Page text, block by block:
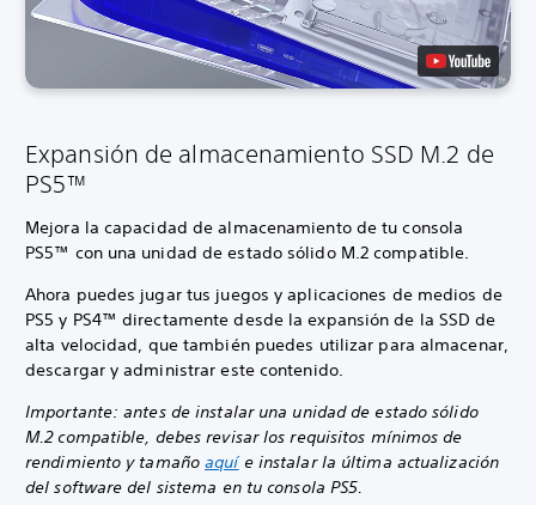
Expansión de almacenamiento SSD M.2 de
PS5™
Mejora la capacidad de almacenamiento de tu consola
PS5™ con una unidad de estado sólido M.2 compatible.
Ahora puedes jugar tus juegos y aplicaciones de medios de
PS5 y PS4™ directamente desde la expansión de la SSD de
alta velocidad, que también puedes utilizar para almacenar,
descargar y administrar este contenido.
Importante: antes de instalar una unidad de estado sólido
M.2 compatible, debes revisar los requisitos mínimos de
rendimiento y tamañoaquíe instalar la última actualización
del software del sistema en tu consola PS5.